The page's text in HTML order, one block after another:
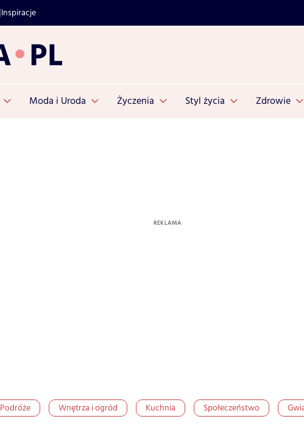
Inspiracje
Moda i Uroda Życzenia Styl życia Zdrowie
Podróże Wnętrza i ogród Kuchnia Społeczeństwo